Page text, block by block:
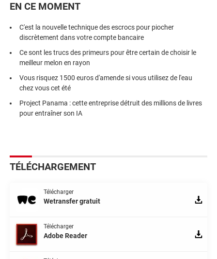
EN CE MOMENT
C'est la nouvelle technique des escrocs pour piocher
discrètement dans votre compte bancaire
Ce sont les trucs des primeurs pour être certain de choisir le
meilleur melon en rayon
Vous risquez 1500 euros d'amende si vous utilisez de l'eau
chez vous cet été
Project Panama : cette entreprise détruit des millions de livres
pour entraîner son IA
TÉLÉCHARGEMENT
Télécharger
Wetransfer gratuit
Télécharger
Adobe Reader